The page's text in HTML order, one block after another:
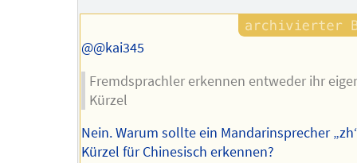
@@kai345
Fremdsprachler erkennen entweder ihr
Kürzel
Nein. Warum sollte ein Mandarinsprecher
Kürzel für Chinesisch erkennen?